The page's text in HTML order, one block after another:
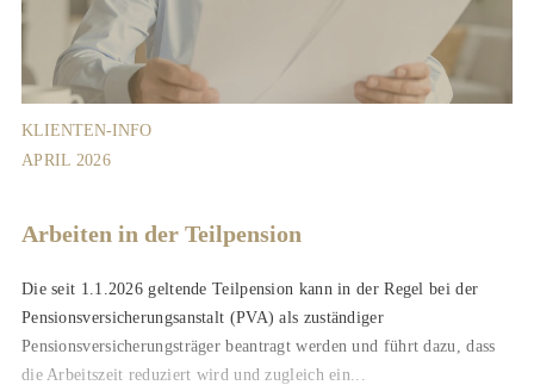
KLIENTEN-INFO
APRIL 2026
Arbeiten in der Teilpension
Die seit 1.1.2026 geltende Teilpension kann in der Regel bei der
Pensionsversicherungsanstalt (PVA) als zuständiger
Pensionsversicherungsträger beantragt werden und führt dazu, dass
die Arbeitszeit reduziert wird und zugleich ein...